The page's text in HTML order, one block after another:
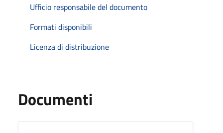
Ufficio responsabile del documento
Formati disponibili
Licenza di distribuzione
Documenti